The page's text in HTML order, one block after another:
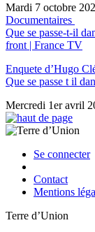
Mardi 7 octobre
Documentaires
Que se passe-t-il
front | France TV
Enquete d’Hugo
Que se passe t il
Mercredi 1er avril
Se connecter
Contact
Mentions
Terre d’Union